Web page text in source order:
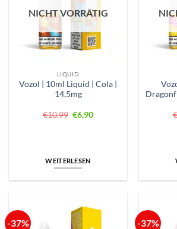
NICHT VORRÄTIG
LIQUID
Vozol | 10ml Liquid | Cola |
14,5mg
€10,99 Ursprünglicher
Preis
€6,90Aktueller
WEITERLESEN
€
-37% -37%